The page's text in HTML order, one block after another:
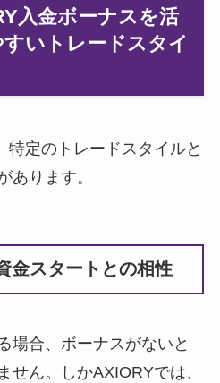
入金ボーナスを活
いトレードスタイ
特定のトレードスタイルと
あります。
金スタートとの相性
場合、ボーナスがないと
せん。しかAXIORYでは、